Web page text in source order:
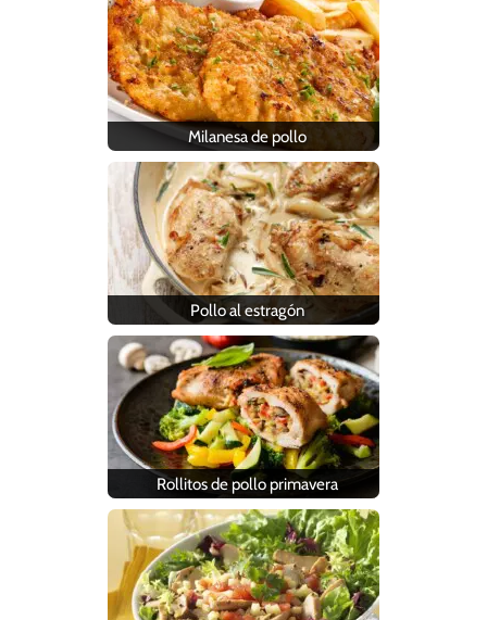
Milanesa de pollo
Pollo al estragón
Rollitos de pollo primavera